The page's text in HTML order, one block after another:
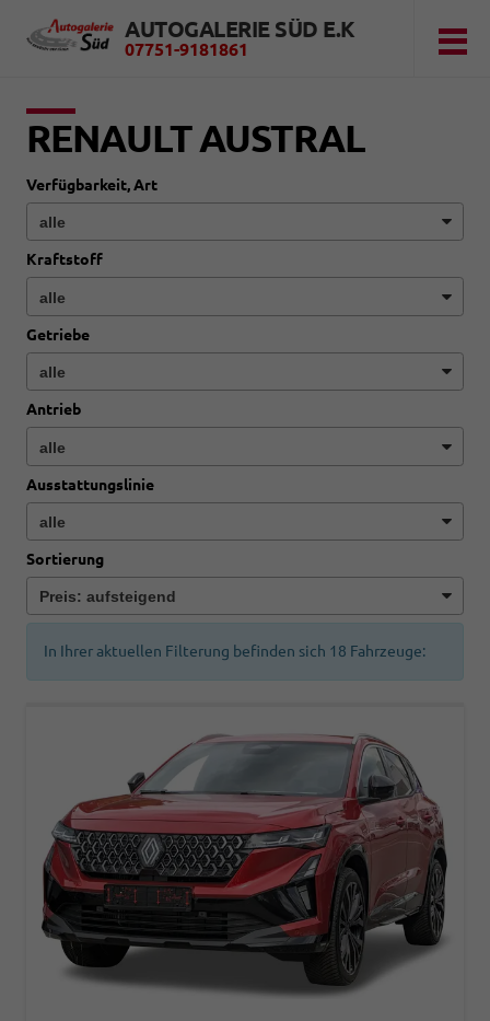
AUTOGALERIE SÜD E.K
07751-9181861
RENAULT AUSTRAL
Verfügbarkeit, Art
Kraftstoff
Getriebe
Antrieb
Ausstattungslinie
Sortierung
In Ihrer aktuellen Filterung befinden sich 18 Fahrzeuge: